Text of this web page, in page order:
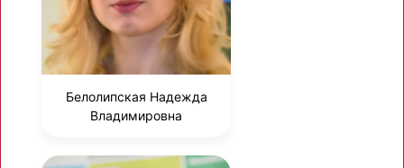
Белолипская Надежда
Владимировна